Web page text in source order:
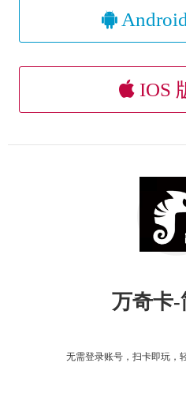
IOS
万奇卡-
无需登录账号，扫卡即玩，